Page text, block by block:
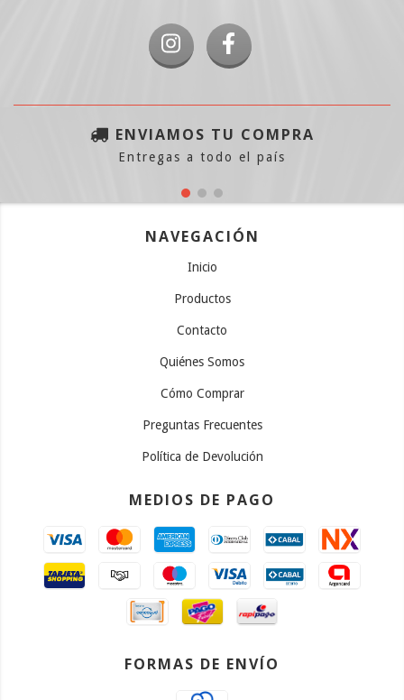
ENVIAMOS TU COMPRA
Entregas a todo el país
NAVEGACIÓN
Inicio
Productos
Contacto
Quiénes Somos
Cómo Comprar
Preguntas Frecuentes
Política de Devolución
MEDIOS DE PAGO
FORMAS DE ENVÍO